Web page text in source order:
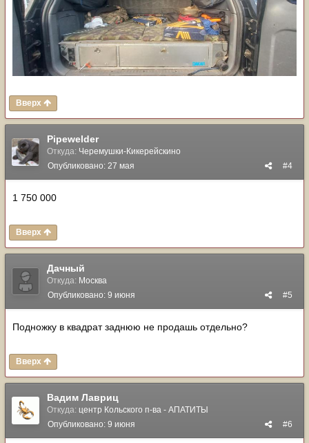
Вверх
Pipewelder
Откуда: Черемушки-Кикерейскино
#4
Опубликовано: 27 мая
1 750 000
Вверх
Дачный
Откуда: Москва
#5
Опубликовано: 9 июня
Подножку в квадрат заднюю не продашь отдельно?
Вверх
Вадим Лавриц
Откуда: центр Кольского п-ва - АПАТИТЫ
#6
Опубликовано: 9 июня